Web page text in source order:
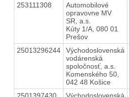
253111308
Automobilové
opravovne MV
SR, a.s.
Kúty 1/A, 080 01
Prešov
25013296244
Východoslovenská
vodárenská
spoločnosť, a.s.
Komenského 50,
042 48 Košice